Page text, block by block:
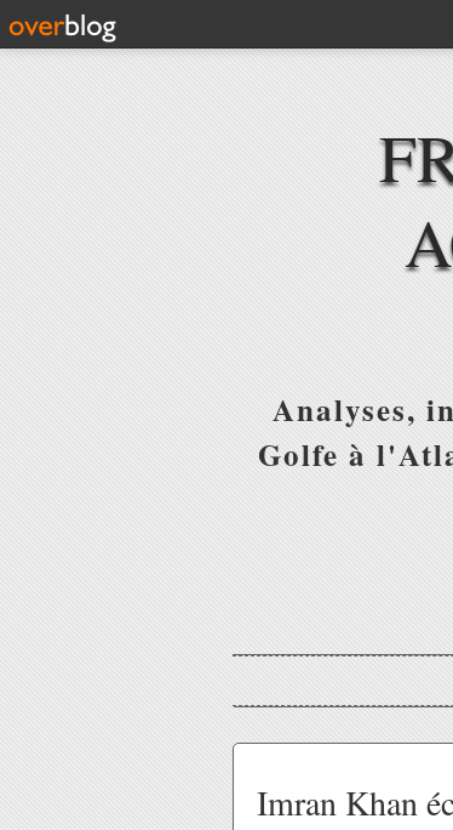
Analyses,
Golfe à
Imran Khan